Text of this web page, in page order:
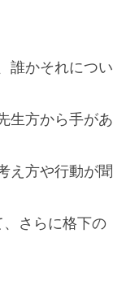
誰かそれについ
生方から手があ
え方や行動が聞
さらに格下の